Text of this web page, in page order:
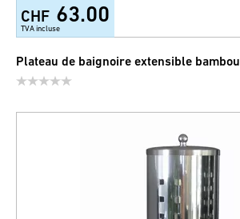
CHF 63.00
TVA incluse
Plateau de baignoire extensible bambou